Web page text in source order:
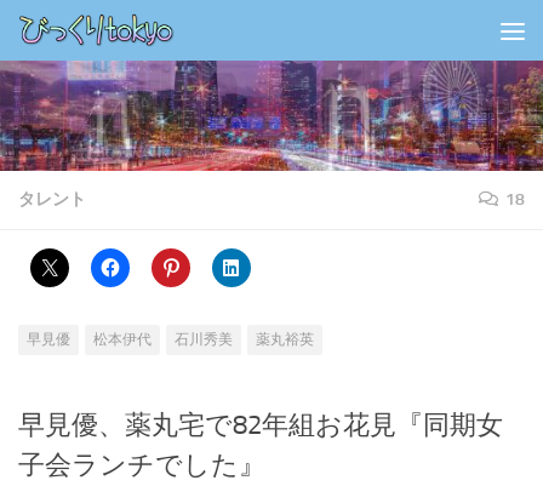
コンテンツの下
タレント 18
早見優 松本伊代 石川秀美 薬丸裕英
早見優、薬丸宅で82年組お花見『同期女
子会ランチでした』